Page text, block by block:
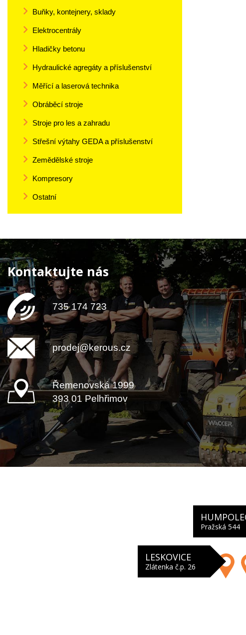
Buňky, kontejnery, sklady
Elektrocentrály
Hladičky betonu
Hydraulické agregáty a příslušenství
Měřící a laserová technika
Obráběcí stroje
Stroje pro les a zahradu
Střešní výtahy GEDA a příslušenství
Zemědělské stroje
Kompresory
Ostatní
Kontaktujte nás
735 174 723
prodej@kerous.cz
Řemenovská 1999
393 01 Pelhřimov
Pražská 544
LESKOVICE
Zlátenka č.p. 26